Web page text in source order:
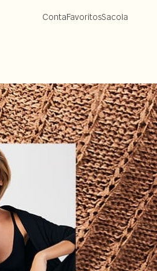
ContaFavoritosSacola